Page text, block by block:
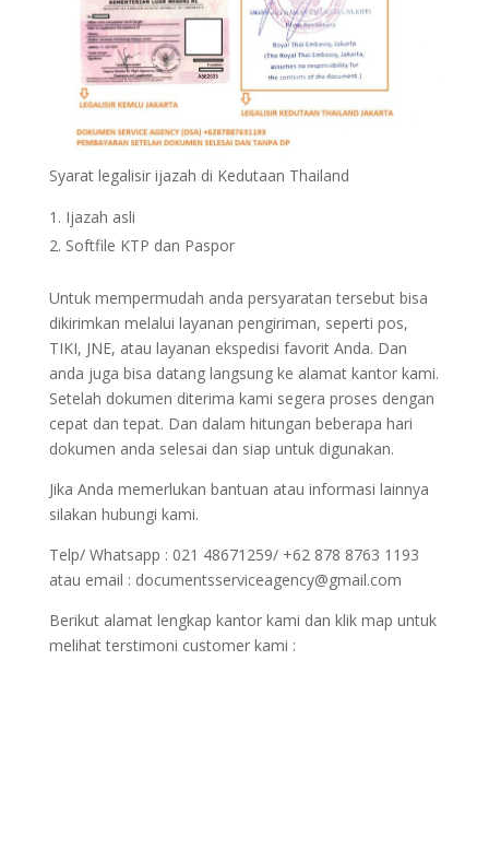
Syarat legalisir ijazah di Kedutaan Thailand
Ijazah asli
Softfile KTP dan Paspor
Untuk mempermudah anda persyaratan tersebut bisa
dikirimkan melalui layanan pengiriman, seperti pos,
TIKI, JNE, atau layanan ekspedisi favorit Anda. Dan
anda juga bisa datang langsung ke alamat kantor kami.
Setelah dokumen diterima kami segera proses dengan
cepat dan tepat. Dan dalam hitungan beberapa hari
dokumen anda selesai dan siap untuk digunakan.
Jika Anda memerlukan bantuan atau informasi lainnya
silakan hubungi kami.
Telp/ Whatsapp : 021 48671259/ +62 878 8763 1193
atau email : documentsserviceagency@gmail.com
Berikut alamat lengkap kantor kami dan klik map untuk
melihat terstimoni customer kami :